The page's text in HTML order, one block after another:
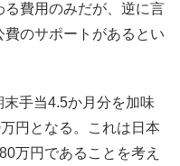
費用のみだが、逆に言
のサポートがあるとい
手当4.5か月分を加味
円となる。これは日本
万円であることを考え